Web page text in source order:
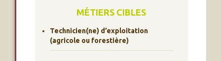
MÉTIERS CIBLES
Technicien(ne) d’exploitation
(agricole ou forestière)